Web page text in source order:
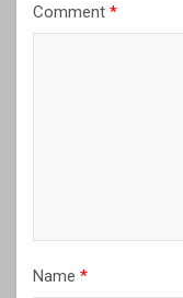
Comment *
Name *